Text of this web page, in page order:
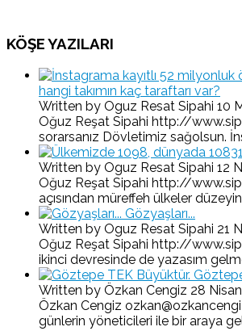
KÖŞE YAZILARI
hangi takımın kaç taraftarı var?
Written by Oguz Resat Sipahi 10
Oğuz Reşat Sipahi http://
sorarsanız Dövletimiz sağolsun.
Written by Oguz Resat Sipahi 12
Oğuz Reşat Sipahi http://
açısından müreffeh ülkeler
Gözyaşları...
Written by Oguz Resat Sipahi 21
Oğuz Reşat Sipahi http://
ikinci devresinde de yazasım
Written by Özkan Cengiz 28
Özkan Cengiz
günlerin yöneticileri ile bir araya